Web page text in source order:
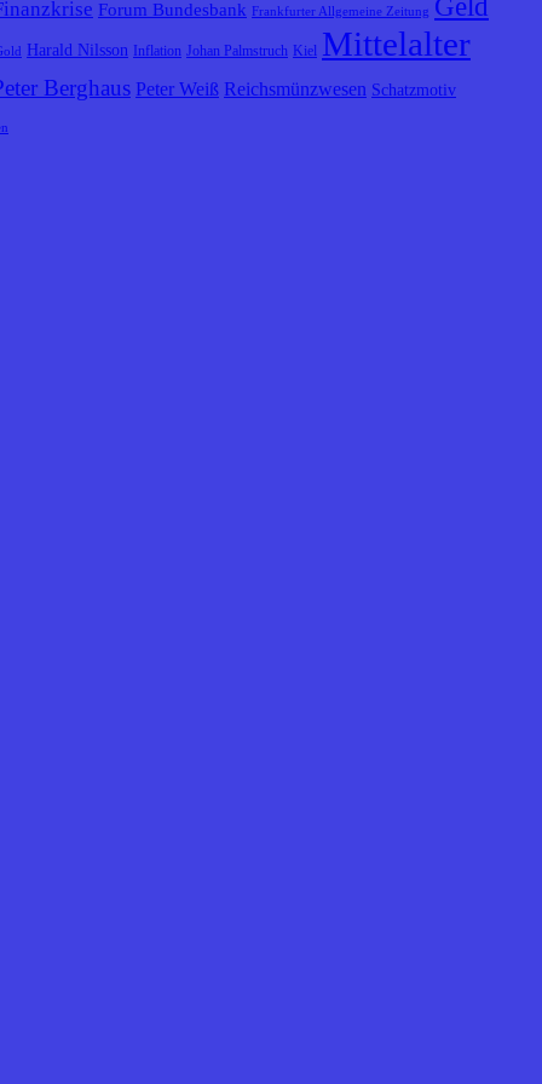
Forum Bundesbank Frankfurter Allgemeine Zeitung Geld
Harald Nilsson Inflation Johan Palmstruch Kiel Mittelalter
Berghaus Peter Weiß Reichsmünzwesen Schatzmotiv